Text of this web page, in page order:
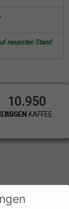
neuesten Stand
10.950
TASSEN KAFFEE